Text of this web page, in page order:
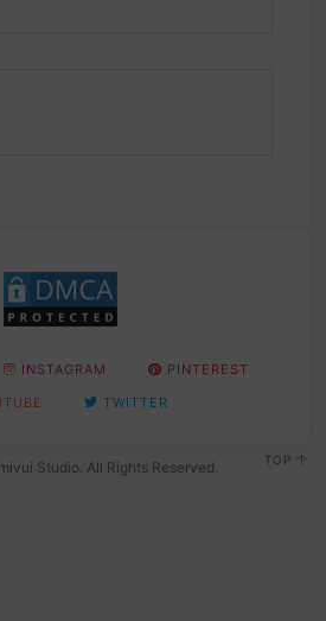
INSTAGRAM
PINTEREST
TWITTER
Studio. All Rights Reserved. TOP